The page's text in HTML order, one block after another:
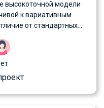
высокоточной модели
к вариативным
от стандартных...